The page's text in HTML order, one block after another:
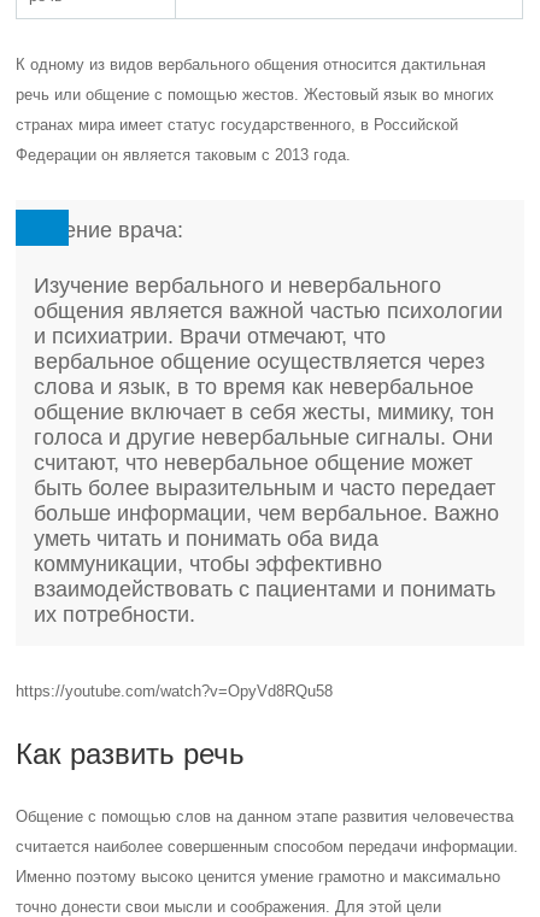
К одному из видов вербального общения относится дактильная
речь или общение с помощью жестов. Жестовый язык во многих
странах мира имеет статус государственного, в Российской
Федерации он является таковым с 2013 года.
Мнение врача:
Изучение вербального и невербального
общения является важной частью психологии
и психиатрии. Врачи отмечают, что
вербальное общение осуществляется через
слова и язык, в то время как невербальное
общение включает в себя жесты, мимику, тон
голоса и другие невербальные сигналы. Они
считают, что невербальное общение может
быть более выразительным и часто передает
больше информации, чем вербальное. Важно
уметь читать и понимать оба вида
коммуникации, чтобы эффективно
взаимодействовать с пациентами и понимать
их потребности.
https://youtube.com/watch?v=OpyVd8RQu58
Как развить речь
Общение с помощью слов на данном этапе развития человечества
считается наиболее совершенным способом передачи информации.
Именно поэтому высоко ценится умение грамотно и максимально
точно донести свои мысли и соображения. Для этой цели